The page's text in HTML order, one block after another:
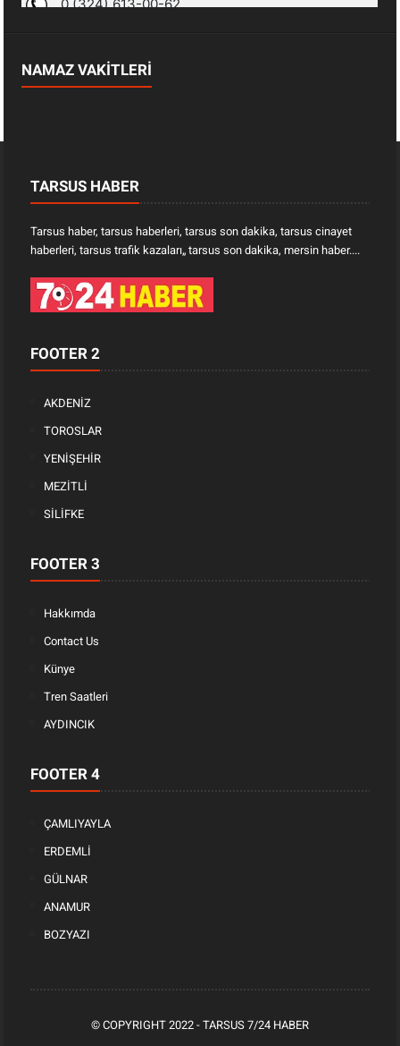
NAMAZ VAKİTLERİ
TARSUS HABER
Tarsus haber, tarsus haberleri, tarsus son dakika, tarsus cinayet
haberleri, tarsus trafik kazaları„ tarsus son dakika, mersin haber....
FOOTER 2
AKDENİZ
TOROSLAR
YENİŞEHİR
MEZİTLİ
SİLİFKE
FOOTER 3
Hakkımda
Contact Us
Künye
Tren Saatleri
AYDINCIK
FOOTER 4
ÇAMLIYAYLA
ERDEMLİ
GÜLNAR
ANAMUR
BOZYAZI
© COPYRIGHT 2022 - TARSUS 7/24 HABER